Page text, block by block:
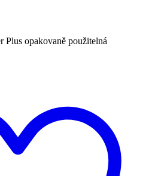
Plus opakovaně použitelná